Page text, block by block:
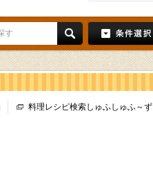
料理レシピ検索しゅふしゅふ～ず